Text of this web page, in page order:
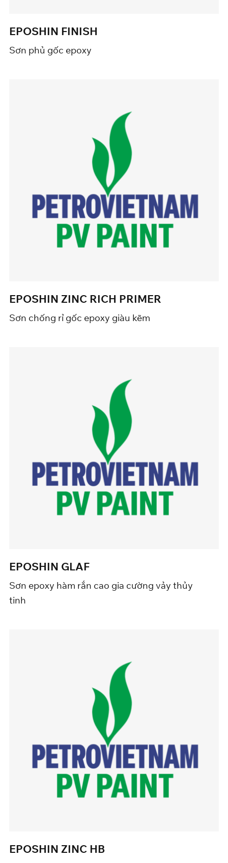
EPOSHIN FINISH
Sơn phủ gốc epoxy
EPOSHIN ZINC RICH PRIMER
Sơn chống rỉ gốc epoxy giàu kẽm
EPOSHIN GLAF
Sơn epoxy hàm rắn cao gia cường vảy thủy
tinh
EPOSHIN ZINC HB